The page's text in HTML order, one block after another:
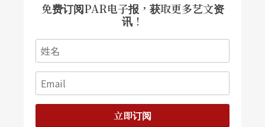
免费订阅PAR电子报，获取更多艺文资
讯！
立即订阅